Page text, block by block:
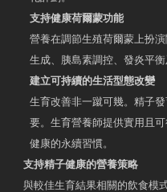
支持健康荷爾蒙功能
營養在調節生殖荷爾蒙上扮
生成、胰島素調控、發炎平衡
建立可持續的生活型態改變
生育改善非一蹴可幾。精子
要。生育營養師提供實用且
健康的永續習慣。
支持精子健康的營養策略
與較佳生育結果相關的飲食模